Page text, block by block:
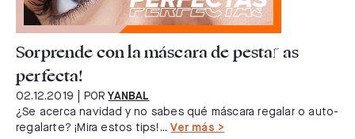
Sorprende con la máscara de pestañas
perfecta!
02.12.2019 | POR YANBAL
¿Se acerca navidad y no sabes qué máscara regalar o auto-
regalarte? ¡Mira estos tips!...Ver más >